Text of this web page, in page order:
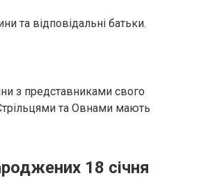
та відповідальні батьки.
з представниками свого
та Овнами мають
18 січня